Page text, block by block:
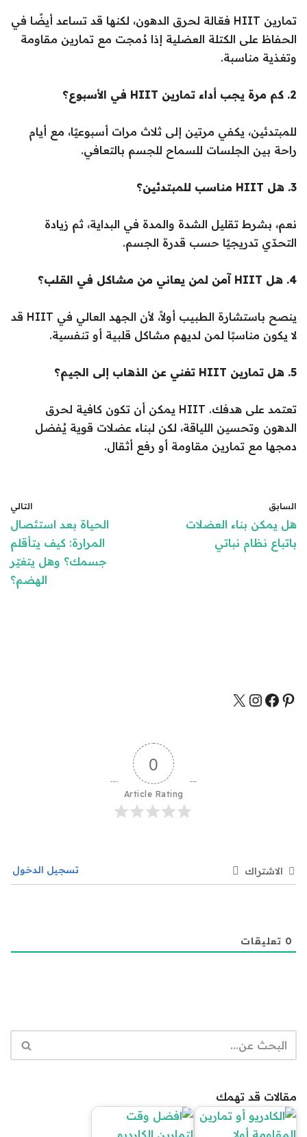
تمارين HIIT فعّالة لحرق الدهون، لكنها قد تساعد أيضًا في
الحفاظ على الكتلة العضلية إذا دُمجت مع تمارين مقاومة
وتغذية مناسبة.
2. كم مرة يجب أداء تمارين HIIT في الأسبوع؟
للمبتدئين، يكفي مرتين إلى ثلاث مرات أسبوعيًا، مع أيام
راحة بين الجلسات للسماح للجسم بالتعافي.
3. هل HIIT مناسب للمبتدئين؟
نعم، بشرط تقليل الشدة والمدة في البداية، ثم زيادة
التحدّي تدريجيًا حسب قدرة الجسم.
4. هل HIIT آمن لمن يعاني من مشاكل في القلب؟
ينصح باستشارة الطبيب أولاً، لأن الجهد العالي في HIIT قد
لا يكون مناسبًا لمن لديهم مشاكل قلبية أو تنفسية.
5. هل تمارين HIIT تغني عن الذهاب إلى الجيم؟
تعتمد على هدفك. HIIT يمكن أن تكون كافية لحرق
الدهون وتحسين اللياقة، لكن لبناء عضلات قوية يُفضل
دمجها مع تمارين مقاومة أو رفع أثقال.
السابق
هل يمكن بناء العضلات
باتباع نظام نباتي
التالي
الحياة بعد استئصال
المرارة: كيف يتأقلم
جسمك؟ وهل يتغيّر
الهضم؟
0
Article Rating
الاشتراك تسجيل الدخول
0 تعليقات
مقالات قد تهمك